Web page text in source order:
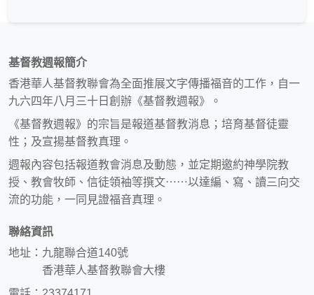
基督教週報簡介
香港華人基督教聯會為全面推展文字傳播福音的工作，自一
九六四年八月三十日創辦《基督教週報》。
《基督教週報》的宗旨是報道基督教消息；培育基督徒靈
性；及宣揚基督教真理。
週報內容包括報道教會消息及動態，並定期邀約神學院教
授、教會牧師、信徒領袖等撰文⋯⋯以達編、寫、讀三向交
流的功能，一同見證福音真理。
聯絡資訊
地址：九龍聯合道140號
香港華人基督教聯會大樓